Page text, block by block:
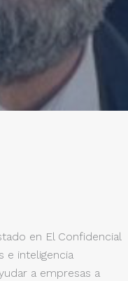
en El Confidencial
e inteligencia
a empresas a